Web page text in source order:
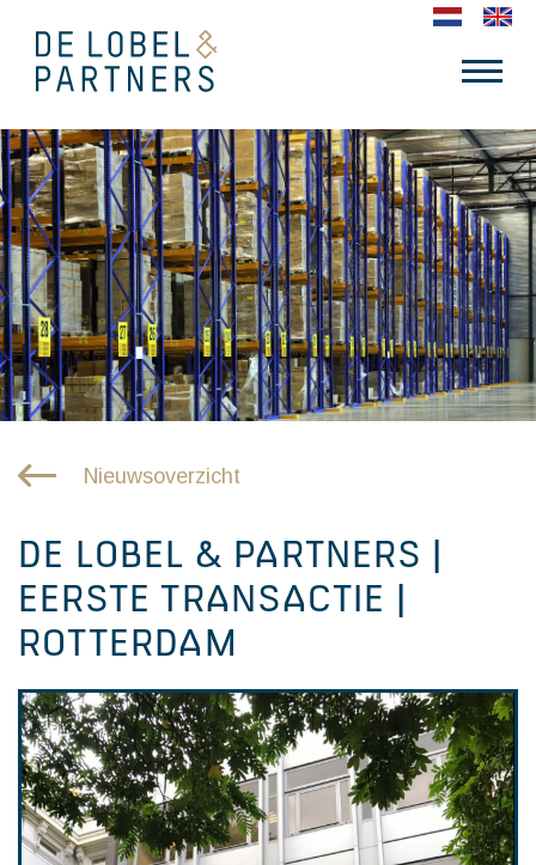
Nieuwsoverzicht
DE LOBEL & PARTNERS |
EERSTE TRANSACTIE |
ROTTERDAM